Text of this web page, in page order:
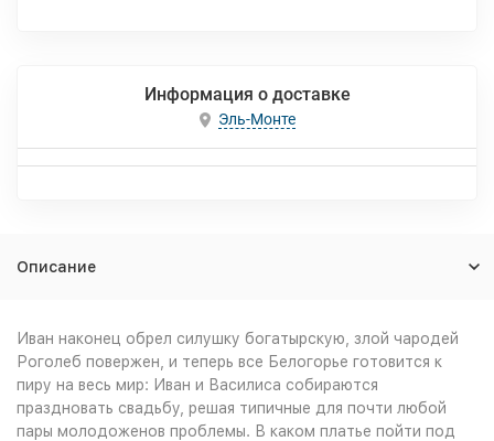
Информация о доставке
Эль-Монте
Описание
Иван наконец обрел силушку богатырскую, злой чародей
Роголеб повержен, и теперь все Белогорье готовится к
пиру на весь мир: Иван и Василиса собираются
праздновать свадьбу, решая типичные для почти любой
пары молодоженов проблемы. В каком платье пойти под